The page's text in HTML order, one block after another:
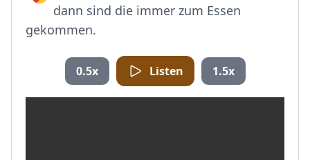
dann sind die immer zum Essen
gekommen.
0.5x Listen 1.5x